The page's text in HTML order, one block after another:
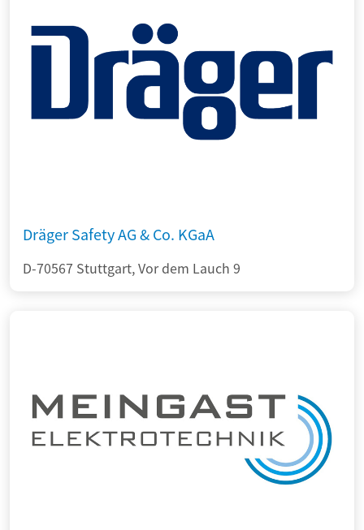
Dräger Safety AG & Co. KGaA
D-70567 Stuttgart, Vor dem Lauch 9